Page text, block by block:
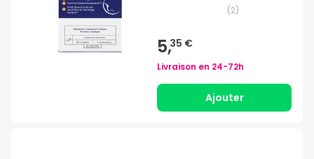
(2)
5,35 €
Livraison en 24-72h
Ajouter